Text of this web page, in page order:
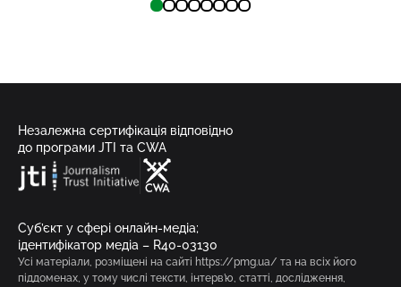
Незалежна сертифікація відповідно
до програми JTI та CWA
Суб’єкт у сфері онлайн-медіа;
ідентифікатор медіа – R40-03130
Усі матеріали, розміщені на сайті https://pmg.ua/ та на всіх його
піддоменах, у тому числі тексти, інтерв’ю, статті, дослідження,